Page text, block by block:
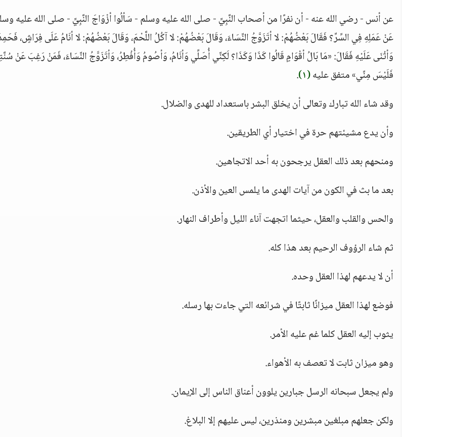
عن أنس - رضي الله عنه - أن نفرًا من أصحاب النَّبِيِّ - صلى الله عليه وسلم - سَألُوا أزْوَاجَ النَّبِيِّ - صلى الله عليه
عَنْ عَمَلِهِ فِي السِّرِّ؟ فَقَالَ بَعْضُهُمْ: لا أتَزَوَّجُ النِّسَاءَ، وَقَالَ بَعْضُهُمْ: لا آكُلُ اللَّحْمَ، وَقَالَ بَعْضُهُمْ: لا أنَامُ عَلَى فِرَاشٍ،
وَأثْنَى عَلَيْهِ فَقَالَ: «مَا بَالُ أقْوَامٍ قَالُوا كَذَا وَكَذَا؟ لَكِنِّي أُصَلِّي وَأنَامُ، وَأصُومُ وَأُفْطِرُ، وَأتَزَوَّجُ النِّسَاءَ، فَمَنْ رَغِبَ عَنْ
فَلَيْسَ مِنِّي» متفق عليه(١) .
وقد شاء الله تبارك وتعالى أن يخلق البشر باستعداد للهدى والضلال.
وأن يدع مشيئتهم حرة في اختيار أي الطريقين.
ومنحهم بعد ذلك العقل يرجحون به أحد الاتجاهين.
بعد ما بث في الكون من آيات الهدى ما يلمس العين والأذن.
والحس والقلب والعقل، حيثما اتجهت آناء الليل وأطراف النهار.
ثم شاء الرؤوف الرحيم بعد هذا كله.
أن لا يدعهم لهذا العقل وحده.
فوضع لهذا العقل ميزانًا ثابتًا في شرائعه التي جاءت بها رسله.
يثوب إليه العقل كلما غم عليه الأمر.
وهو ميزان ثابت لا تعصف به الأهواء.
ولم يجعل سبحانه الرسل جبارين يلوون أعناق الناس إلى الإيمان.
ولكن جعلهم مبلغين مبشرين ومنذرين، ليس عليهم إلا البلاغ.